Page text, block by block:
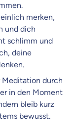
merken,
und dich
schlimm und
deine
Meditation durch
in den Moment
bleib kurz
bewusst.